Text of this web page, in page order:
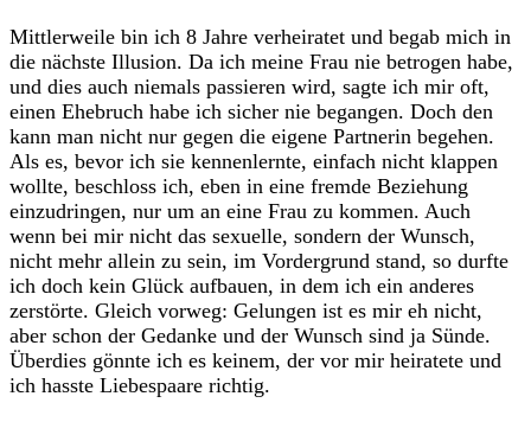
Mittlerweile bin ich 8 Jahre verheiratet und begab mich in
die nächste Illusion. Da ich meine Frau nie betrogen habe,
und dies auch niemals passieren wird, sagte ich mir oft,
einen Ehebruch habe ich sicher nie begangen. Doch den
kann man nicht nur gegen die eigene Partnerin begehen.
Als es, bevor ich sie kennenlernte, einfach nicht klappen
wollte, beschloss ich, eben in eine fremde Beziehung
einzudringen, nur um an eine Frau zu kommen. Auch
wenn bei mir nicht das sexuelle, sondern der Wunsch,
nicht mehr allein zu sein, im Vordergrund stand, so durfte
ich doch kein Glück aufbauen, in dem ich ein anderes
zerstörte. Gleich vorweg: Gelungen ist es mir eh nicht,
aber schon der Gedanke und der Wunsch sind ja Sünde.
Überdies gönnte ich es keinem, der vor mir heiratete und
ich hasste Liebespaare richtig.